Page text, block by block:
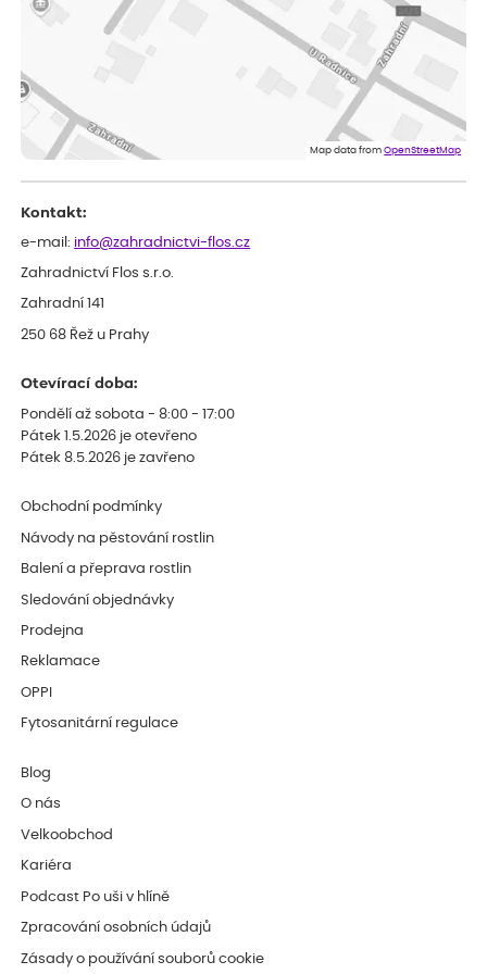
ověřený nákup
Jana
Flos je nejlepší &#129321;
Map data fromOpenStreetMap
Kontakt:
e-mail: info@zahradnictvi-flos.cz
Zahradnictví Flos s.r.o.
Zahradní 141
250 68 Řež u Prahy
Otevírací doba:
Pondělí až sobota - 8:00 - 17:00
Pátek 1.5.2026 je otevřeno
Pátek 8.5.2026 je zavřeno
Obchodní podmínky
Návody na pěstování rostlin
Balení a přeprava rostlin
Sledování objednávky
Prodejna
Reklamace
OPPI
Fytosanitární regulace
Blog
O nás
Velkoobchod
Kariéra
Podcast Po uši v hlíně
Zpracování osobních údajů
Zásady o používání souborů cookie